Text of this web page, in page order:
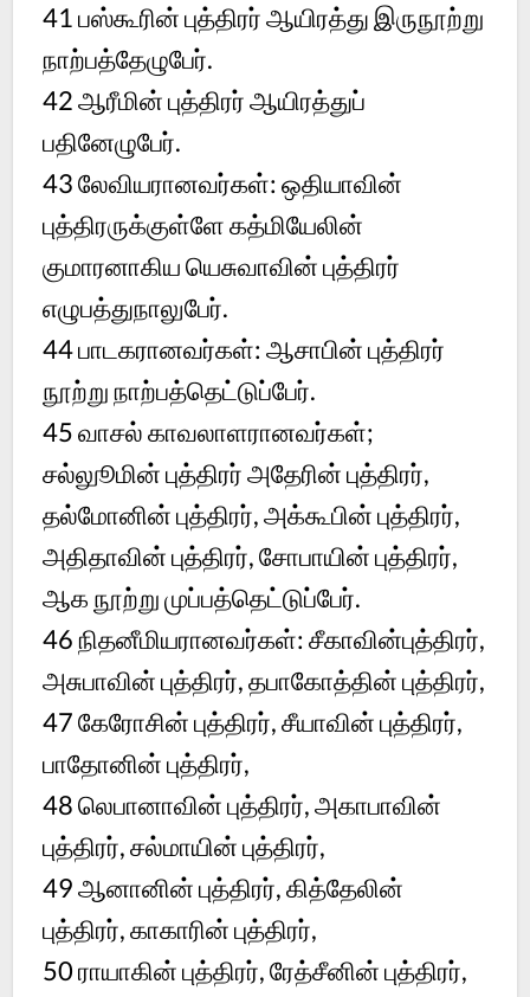
41 பஸ்கூரின் புத்திரர் ஆயிரத்து இருநூற்று
நாற்பத்தேழுபேர்.
42 ஆரீமின் புத்திரர் ஆயிரத்துப்
பதினேழுபேர்.
43 லேவியரானவர்கள்: ஒதியாவின்
புத்திரருக்குள்ளே கத்மியேலின்
குமாரனாகிய யெசுவாவின் புத்திரர்
எழுபத்துநாலுபேர்.
44 பாடகரானவர்கள்: ஆசாபின் புத்திரர்
நூற்று நாற்பத்தெட்டுப்பேர்.
45 வாசல் காவலாளரானவர்கள்;
சல்லுூமின் புத்திரர் அதேரின் புத்திரர்,
தல்மோனின் புத்திரர், அக்கூபின் புத்திரர்,
அதிதாவின் புத்திரர், சோபாயின் புத்திரர்,
ஆக நூற்று முப்பத்தெட்டுப்பேர்.
46 நிதனீமியரானவர்கள்: சீகாவின்புத்திரர்,
அசுபாவின் புத்திரர், தபாகோத்தின் புத்திரர்,
47 கேரோசின் புத்திரர், சீயாவின் புத்திரர்,
பாதோனின் புத்திரர்,
48 லெபானாவின் புத்திரர், அகாபாவின்
புத்திரர், சல்மாயின் புத்திரர்,
49 ஆனானின் புத்திரர், கித்தேலின்
புத்திரர், காகாரின் புத்திரர்,
50 ராயாகின் புத்திரர், ரேத்சீனின் புத்திரர்,